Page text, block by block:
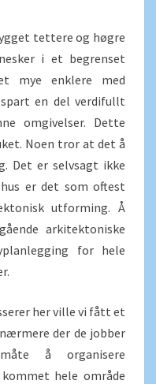
tettere og høgre
i et begrenset
mye enklere med
en del verdifullt
omgivelser. Dette
Noen tror at det å
Det er selvsagt ikke
er det som oftest
utforming. Å
arkitektoniske
for hele
her ville vi fått et
der de jobber
å organisere
hele område